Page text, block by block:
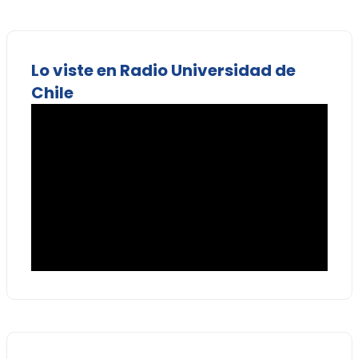
Lo viste en Radio Universidad de
Chile